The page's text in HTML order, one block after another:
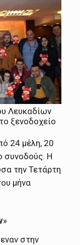
Λευκαδίων
ξενοδοχείο
24 μέλη, 20
συνοδούς. Η
την Τετάρτη
μήνα
στην